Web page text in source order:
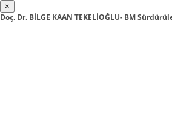
×
Doç. Dr. BİLGE KAAN TEKELİOĞLU- BM